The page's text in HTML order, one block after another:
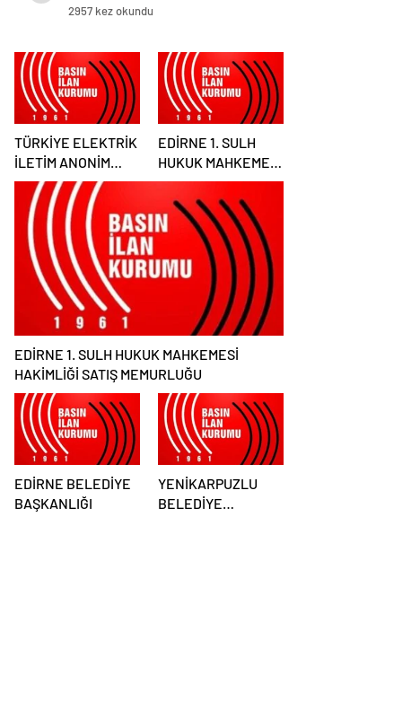
2957 kez okundu
TÜRKİYE ELEKTRİK
İLETİM ANONİM
ŞİRKETİ GENEL
MÜDÜRLÜĞÜ
EDİRNE 1. SULH
HUKUK MAHKEMESİ
HAKİMLİĞİ SATIŞ
MEMURLUĞU
EDİRNE 1. SULH HUKUK MAHKEMESİ
HAKİMLİĞİ SATIŞ MEMURLUĞU
EDİRNE BELEDİYE
BAŞKANLIĞI
YENİKARPUZLU
BELEDİYE